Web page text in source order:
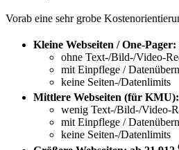
Vorab eine sehr grobe
Kleine Webseiten / One-Pager:
ohne Text-/Bild-/Video-
mit Einpflege /
keine Seiten-/Datenlimits
Mittlere Webseiten (für KMU):
wenig Text-/Bild-/Video-
mit Einpflege /
keine Seiten-/Datenlimits